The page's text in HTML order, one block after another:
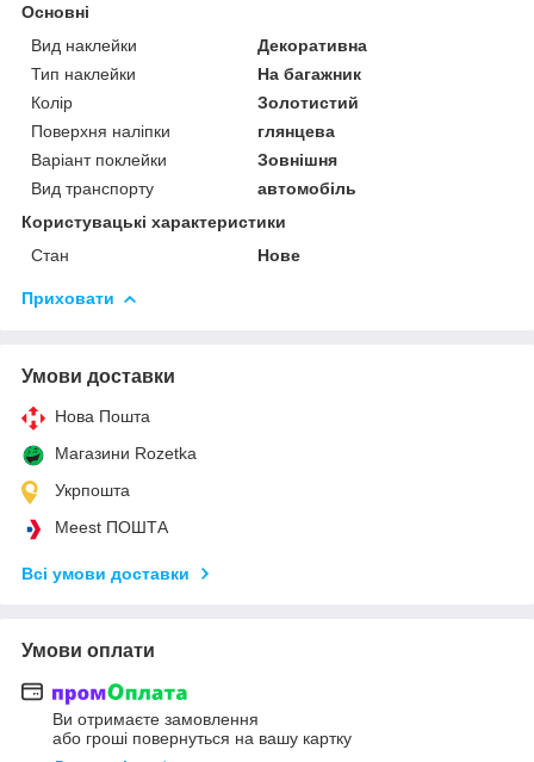
Основні
Вид наклейки
Декоративна
Тип наклейки
На багажник
Колір
Золотистий
Поверхня наліпки
глянцева
Варіант поклейки
Зовнішня
Вид транспорту
автомобіль
Користувацькі характеристики
Стан
Нове
Приховати
Умови доставки
Нова Пошта
Магазини Rozetka
Укрпошта
Meest ПОШТА
Всі умови доставки
Умови оплати
Ви отримаєте замовлення
або гроші повернуться на вашу картку